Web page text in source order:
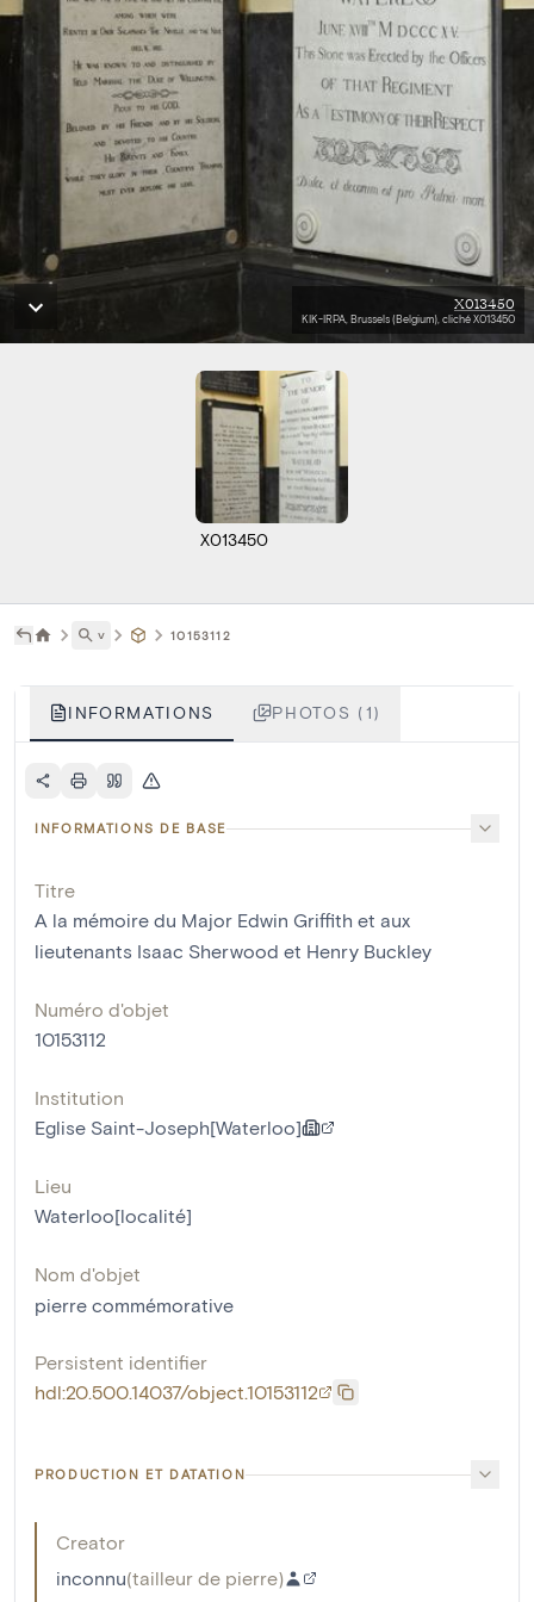
X013450
KIK-IRPA, Brussels (Belgium), cliché X013450
X013450
˅ 10153112
INFORMATIONS PHOTOS (1)
INFORMATIONS DE BASE
Titre
A la mémoire du Major Edwin Griffith et aux
lieutenants Isaac Sherwood et Henry Buckley
Numéro d'objet
10153112
Institution
Eglise Saint-Joseph[Waterloo]
Lieu
Waterloo[localité]
Nom d'objet
pierre commémorative
Persistent identifier
hdl:20.500.14037/object.10153112
PRODUCTION ET DATATION
Creator
inconnu(tailleur de pierre)